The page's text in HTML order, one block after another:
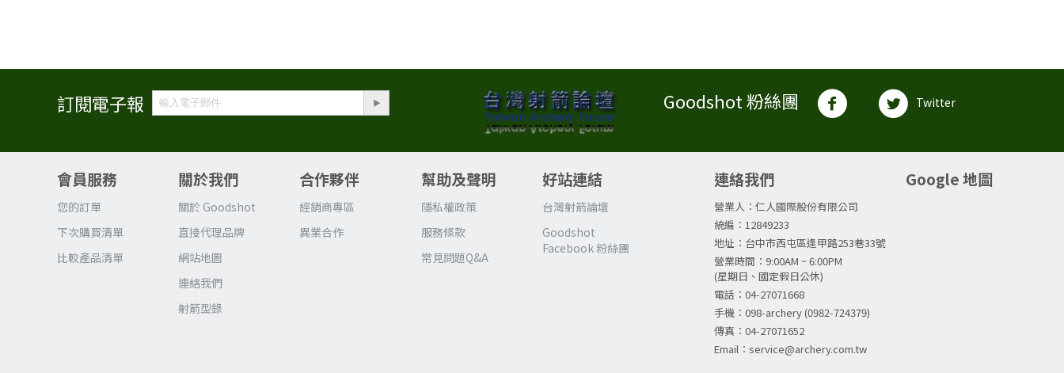
訂閱電子報 Goodshot 粉絲團 Twitter
會員服務
您的訂單
下次購買清單
比較產品清單
關於我們
關於 Goodshot
直接代理品牌
網站地圖
連絡我們
射箭型錄
合作夥伴
經銷商專區
異業合作
幫助及聲明
隱私權政策
服務條款
常見問題Q&A
好站連結
台灣射箭論壇
Goodshot
Facebook 粉絲團
連絡我們
營業人：仁人國際股份有限公司
統編：12849233
地址：台中市西屯區逢甲路253巷33號
營業時間：9:00AM ~ 6:00PM
(星期日、國定假日公休)
電話：04-27071668
手機：098-archery (0982-724379)
傳真：04-27071652
Email：service@archery.com.tw
Google 地圖